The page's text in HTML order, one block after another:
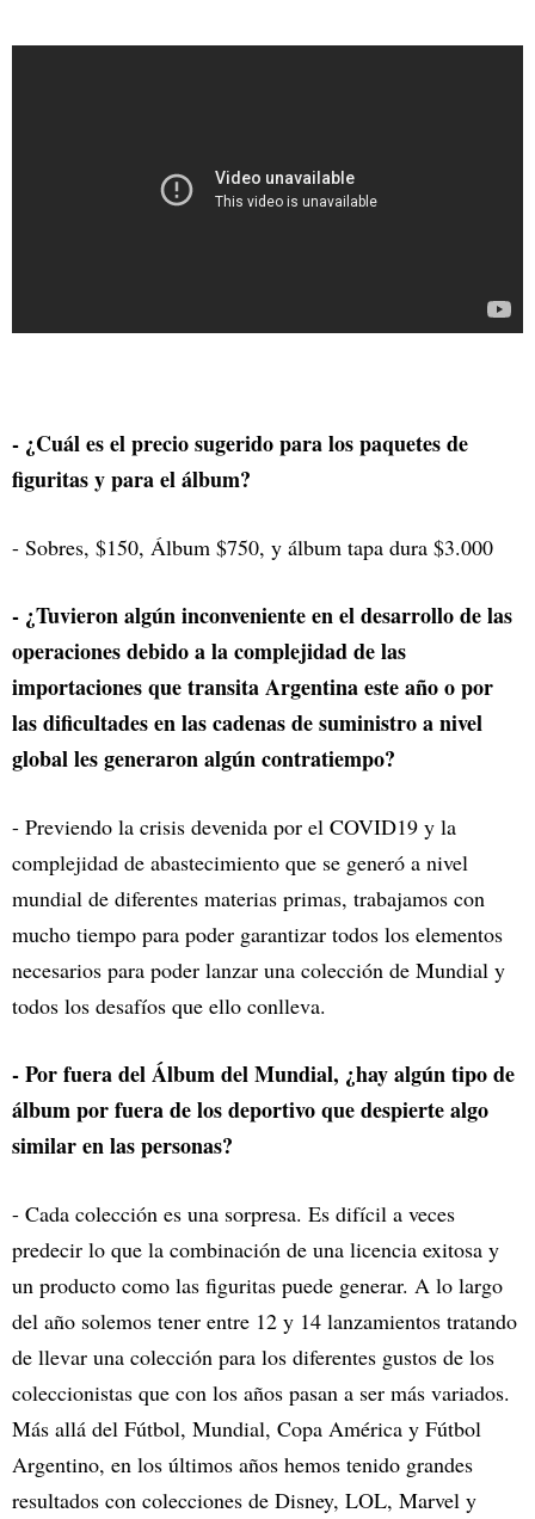
- ¿Cuál es el precio sugerido para los paquetes de
figuritas y para el álbum?
- Sobres, $150, Álbum $750, y álbum tapa dura $3.000
- ¿Tuvieron algún inconveniente en el desarrollo de las
operaciones debido a la complejidad de las
importaciones que transita Argentina este año o por
las dificultades en las cadenas de suministro a nivel
global les generaron algún contratiempo?
- Previendo la crisis devenida por el COVID19 y la
complejidad de abastecimiento que se generó a nivel
mundial de diferentes materias primas, trabajamos con
mucho tiempo para poder garantizar todos los elementos
necesarios para poder lanzar una colección de Mundial y
todos los desafíos que ello conlleva.
- Por fuera del Álbum del Mundial, ¿hay algún tipo de
álbum por fuera de los deportivo que despierte algo
similar en las personas?
- Cada colección es una sorpresa. Es difícil a veces
predecir lo que la combinación de una licencia exitosa y
un producto como las figuritas puede generar. A lo largo
del año solemos tener entre 12 y 14 lanzamientos tratando
de llevar una colección para los diferentes gustos de los
coleccionistas que con los años pasan a ser más variados.
Más allá del Fútbol, Mundial, Copa América y Fútbol
Argentino, en los últimos años hemos tenido grandes
resultados con colecciones de Disney, LOL, Marvel y